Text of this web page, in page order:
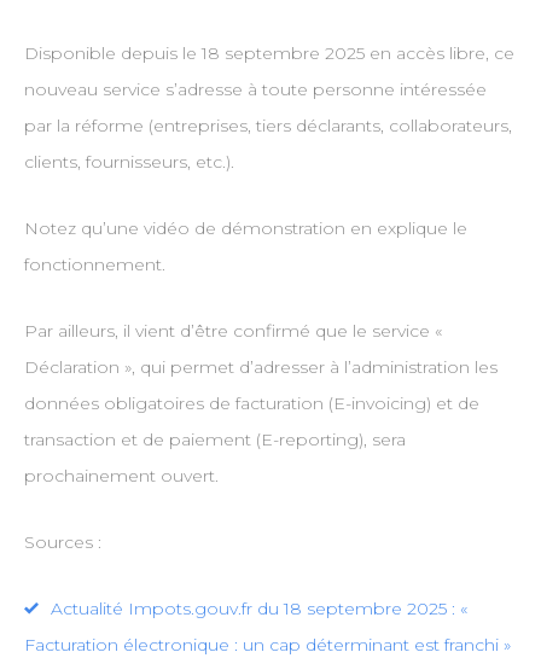
Disponible depuis le 18 septembre 2025 en accès libre, ce
nouveau service s’adresse à toute personne intéressée
par la réforme (entreprises, tiers déclarants, collaborateurs,
clients, fournisseurs, etc.).
Notez qu’une vidéo de démonstration en explique le
fonctionnement.
Par ailleurs, il vient d’être confirmé que le service «
Déclaration », qui permet d’adresser à l’administration les
données obligatoires de facturation (E-invoicing) et de
transaction et de paiement (E-reporting), sera
prochainement ouvert.
Sources :
Actualité Impots.gouv.fr du 18 septembre 2025 : «
Facturation électronique : un cap déterminant est franchi »